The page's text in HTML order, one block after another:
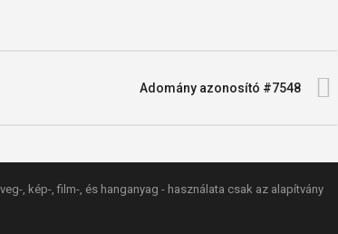
Adomány azonosító #7548
, kép-, film-, és hanganyag - használata csak az alapítvány